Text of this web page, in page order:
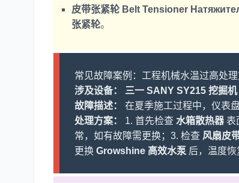
皮带张紧轮 Belt Tensioner
张紧轮。
常见故障案例：工程机械水温过高处
涉及设备：
三一 SANY SY215 挖掘机
故障描述：
在夏季施工过程中，仪表
处理方案：
1. 首先检查 水箱散热器表
常，如有故障需更换；3. 检查 风扇皮
更换 Growshine 高效水泵 后，温度恢